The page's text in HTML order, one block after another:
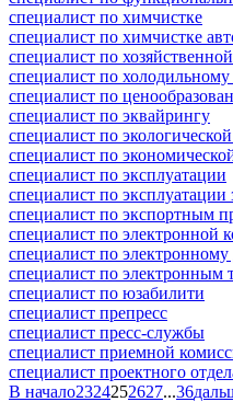
специалист по химчистке
специалист по химчистке
специалист по
специалист по
специалист по
специалист по эквайрингу
специалист по
специалист по
специалист по эксплуатации
специалист по
специалист по экспортным
специалист по электронной
специалист по
специалист по электронным
специалист по юзабилити
специалист препресс
специалист пресс-службы
специалист приемной
специалист проектного
В начало2324252627...36